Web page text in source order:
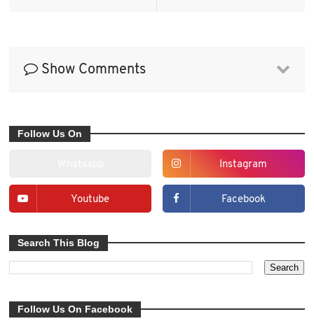
Show Comments
Follow Us On
Instagram
Youtube Facebook
Search This Blog
Follow Us On Facebook